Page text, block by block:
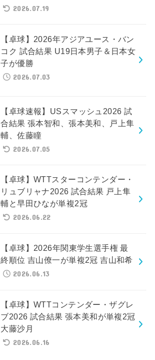
2026.07.19
【卓球】2026年アジアユース・バン
コク 試合結果 U19日本男子＆日本女
子が優勝
2026.07.03
【卓球速報】USスマッシュ2026 試
合結果 張本智和、張本美和、戸上隼
輔、佐藤瞳
2026.07.05
【卓球】WTTスターコンテンダー・
リュブリャナ2026 試合結果 戸上隼
輔と早田ひなが単複2冠
2026.06.22
【卓球】2026年関東学生選手権 最
終順位 吉山僚一が単複2冠 吉山和希
2026.06.13
【卓球】WTTコンテンダー・ザグレ
ブ2026 試合結果 張本美和が単複2冠
大藤沙月
2026.06.16